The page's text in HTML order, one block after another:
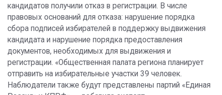
кандидатов получили отказ в регистрации. В числе
правовых оснований для отказа: нарушение порядка
сбора подписей избирателей в поддержку выдвижения
кандидата и нарушение порядка предоставления
документов, необходимых для выдвижения и
регистрации. «Общественная палата региона планирует
отправить на избирательные участки 39 человек.
Наблюдатели также будут представлены партий «Единая